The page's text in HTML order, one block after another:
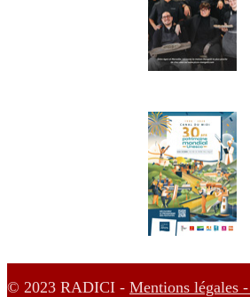
© 2023 RADICI - Mentions légales -